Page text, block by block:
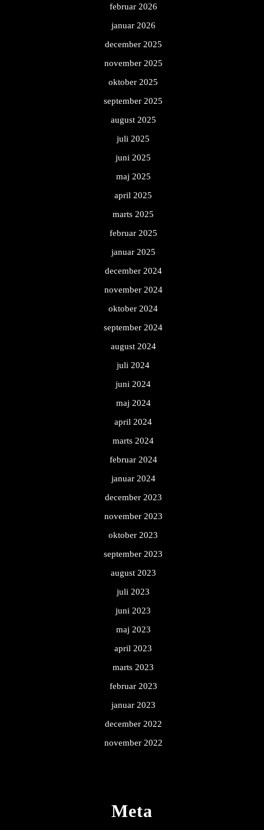
februar 2026
januar 2026
december 2025
november 2025
oktober 2025
september 2025
august 2025
juli 2025
juni 2025
maj 2025
april 2025
marts 2025
februar 2025
januar 2025
december 2024
november 2024
oktober 2024
september 2024
august 2024
juli 2024
juni 2024
maj 2024
april 2024
marts 2024
februar 2024
januar 2024
december 2023
november 2023
oktober 2023
september 2023
august 2023
juli 2023
juni 2023
maj 2023
april 2023
marts 2023
februar 2023
januar 2023
december 2022
november 2022
Meta